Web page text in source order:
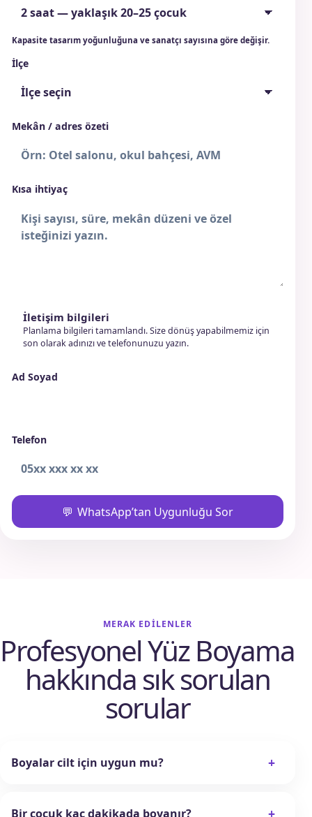
Kapasite tasarım yoğunluğuna ve sanatçı sayısına göre değişir.
İlçe
Mekân / adres özeti
Kısa ihtiyaç
İletişim bilgileri
Planlama bilgileri tamamlandı. Size dönüş yapabilmemiz için
son olarak adınızı ve telefonunuzu yazın.
Ad Soyad
Telefon
WhatsApp’tan Uygunluğu Sor
MERAK EDILENLER
Profesyonel Yüz Boyama
hakkında sık sorulan
sorular
Boyalar cilt için uygun mu? +
Bir çocuk kaç dakikada boyanır?